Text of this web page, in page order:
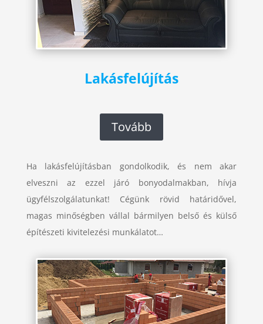
Lakásfelújítás
Tovább
Ha lakásfelújításban gondolkodik, és nem akar
elveszni az ezzel járó bonyodalmakban, hívja
ügyfélszolgálatunkat! Cégünk rövid határidővel,
magas minőségben vállal bármilyen belső és külső
építészeti kivitelezési munkálatot…